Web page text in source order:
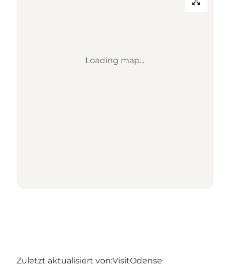
Loading map...
Zuletzt aktualisiert von:VisitOdense